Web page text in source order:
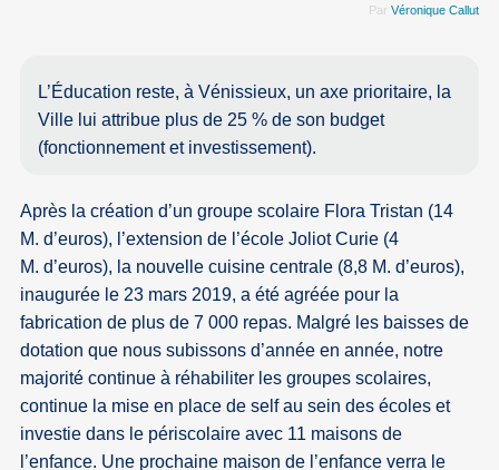
Par Véronique Callut
L’Éducation reste, à Vénissieux, un axe prioritaire, la
Ville lui attribue plus de 25 % de son budget
(fonctionnement et investissement).
Après la création d’un groupe scolaire Flora Tristan (14
M. d’euros), l’extension de l’école Joliot Curie (4
M. d’euros), la nouvelle cuisine centrale (8,8 M. d’euros),
inaugurée le 23 mars 2019, a été agréée pour la
fabrication de plus de 7 000 repas. Malgré les baisses de
dotation que nous subissons d’année en année, notre
majorité continue à réhabiliter les groupes scolaires,
continue la mise en place de self au sein des écoles et
investie dans le périscolaire avec 11 maisons de
l’enfance. Une prochaine maison de l’enfance verra le